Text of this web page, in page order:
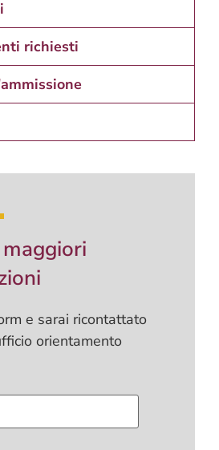
richiesti
e sarai ricontattato
orientamento